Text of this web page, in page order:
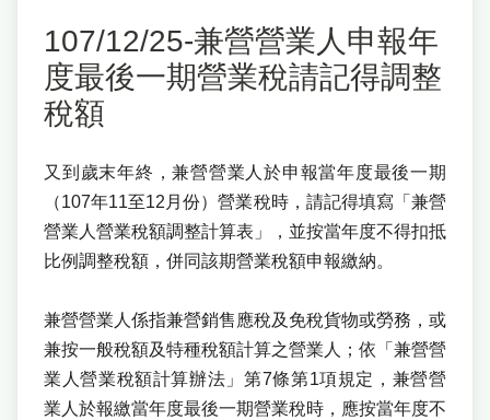
107/12/25-兼營營業人申報年
度最後一期營業稅請記得調整
稅額
又到歲末年終，兼營營業人於申報當年度最後一期
（107年11至12月份）營業稅時，請記得填寫「兼營
營業人營業稅額調整計算表」，並按當年度不得扣抵
比例調整稅額，併同該期營業稅額申報繳納。
兼營營業人係指兼營銷售應稅及免稅貨物或勞務，或
兼按一般稅額及特種稅額計算之營業人；依「兼營營
業人營業稅額計算辦法」第7條第1項規定，兼營營
業人於報繳當年度最後一期營業稅時，應按當年度不